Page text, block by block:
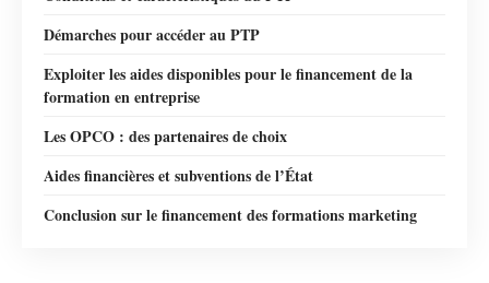
Démarches pour accéder au PTP
Exploiter les aides disponibles pour le financement de la
formation en entreprise
Les OPCO : des partenaires de choix
Aides financières et subventions de l’État
Conclusion sur le financement des formations marketing